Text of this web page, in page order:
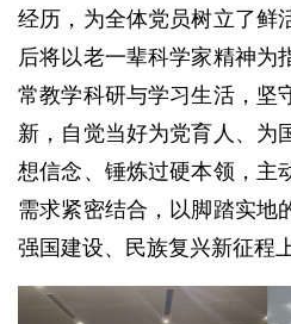
经历，为全体党员树立了鲜
后将以老一辈科学家精神为
常教学科研与学习生活，坚
新，自觉当好为党育人、为
想信念、锤炼过硬本领，主
需求紧密结合，以脚踏实地
强国建设、民族复兴新征程